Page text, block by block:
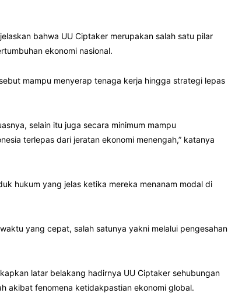
bahwa UU Ciptaker merupakan salah satu pilar
ekonomi nasional.
mampu menyerap tenaga kerja hingga strategi lepas
selain itu juga secara minimum mampu
terlepas dari jeratan ekonomi menengah,” katanya
hukum yang jelas ketika mereka menanam modal di
yang cepat, salah satunya yakni melalui pengesahan
latar belakang hadirnya UU Ciptaker sehubungan
akibat fenomena ketidakpastian ekonomi global.